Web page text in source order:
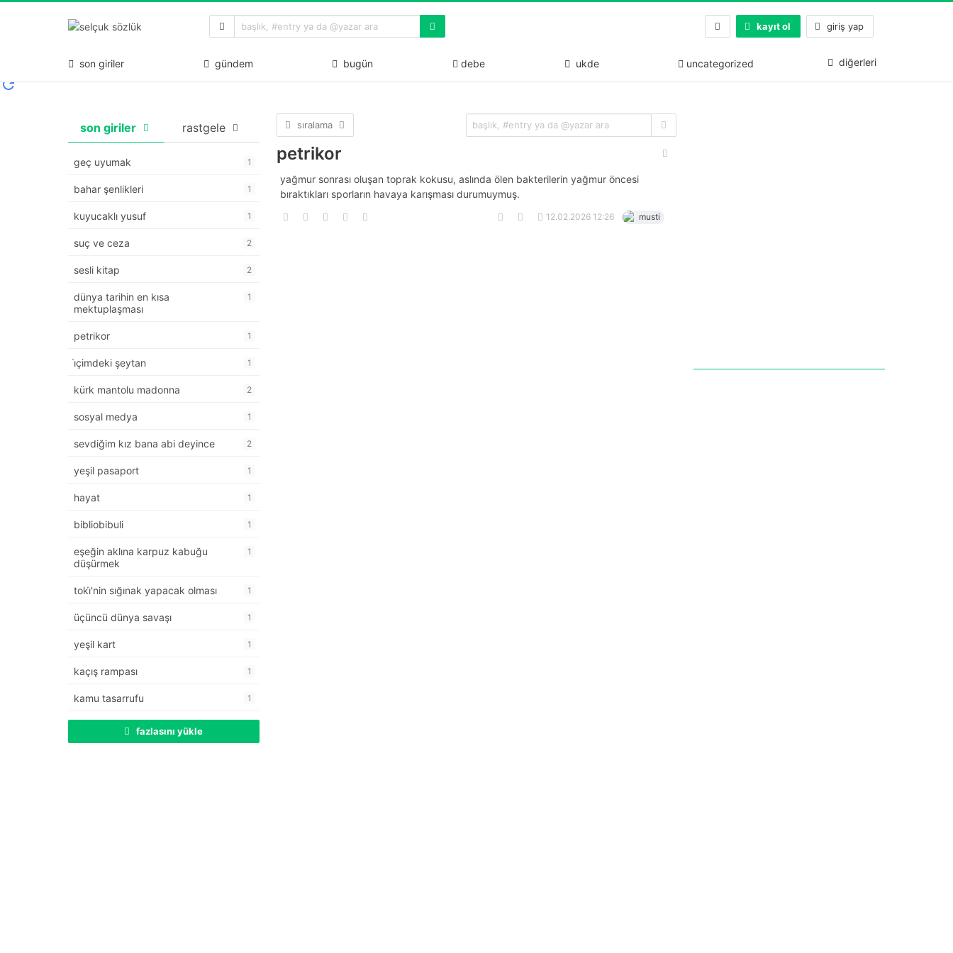
kayıt ol giriş yap
son giriler gündem bugün debe ukde uncategorized diğerleri
son giriler rastgele
geç uyumak 1
bahar şenlikleri 1
kuyucaklı yusuf 1
suç ve ceza 2
sesli kitap 2
dünya tarihin en kısa
mektuplaşması
1
petrikor 1
i̇çimdeki şeytan 1
kürk mantolu madonna 2
sosyal medya 1
sevdiğim kız bana abi deyince 2
yeşil pasaport 1
hayat 1
bibliobibuli 1
eşeğin aklına karpuz kabuğu
düşürmek
1
toki̇'nin sığınak yapacak olması 1
üçüncü dünya savaşı 1
yeşil kart 1
kaçış rampası 1
kamu tasarrufu 1
fazlasını yükle
sıralama
petrikor
yağmur sonrası oluşan toprak kokusu, aslında ölen bakterilerin yağmur öncesi
bıraktıkları sporların havaya karışması durumuymuş.
12.02.2026 12:26 musti